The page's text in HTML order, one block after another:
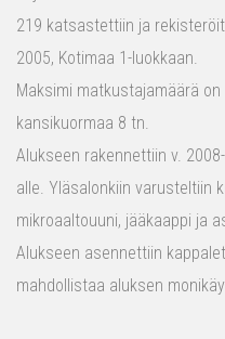
219 katsastettiin ja
2005, Kotimaa 1-luokkaan.
Maksimi matkustajamäärä
kansikuormaa 8 tn.
Alukseen rakennettiin v.
alle. Yläsalonkiin varusteltiin
mikroaaltouuni, jääkaappi ja
Alukseen asennettiin
mahdollistaa aluksen